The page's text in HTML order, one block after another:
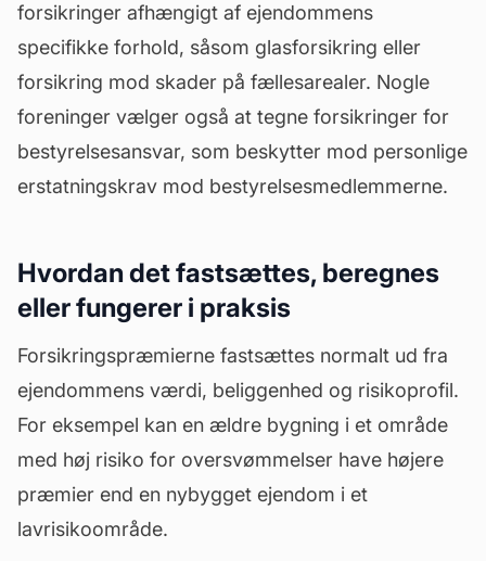
forsikringer afhængigt af ejendommens
specifikke forhold, såsom glasforsikring eller
forsikring mod skader på fællesarealer. Nogle
foreninger vælger også at tegne forsikringer for
bestyrelsesansvar, som beskytter mod personlige
erstatningskrav mod bestyrelsesmedlemmerne.
Hvordan det fastsættes, beregnes
eller fungerer i praksis
Forsikringspræmierne fastsættes normalt ud fra
ejendommens værdi, beliggenhed og risikoprofil.
For eksempel kan en ældre bygning i et område
med høj risiko for oversvømmelser have højere
præmier end en nybygget ejendom i et
lavrisikoområde.